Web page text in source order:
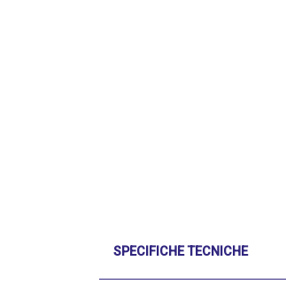
SPECIFICHE TECNICHE